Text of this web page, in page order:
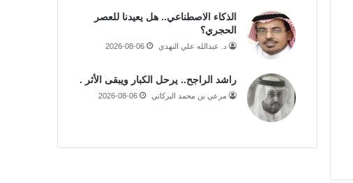
الذكاء الاصطناعي.. هل يعيدنا للعصر
الحجري؟
د. عبدالله علي النهدي 2026-08-06
راشد الراجح.. يرحل الكبار ويبقى الأثر .
مرعي بن محمد البركاتي 2026-08-06